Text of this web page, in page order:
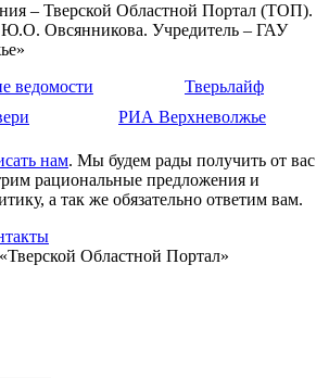
– Тверской Областной Портал (ТОП).
Ю.О. Овсянникова. Учредитель – ГАУ
ведомости
Тверьлайф
РИА Верхневолжье
нам. Мы будем рады получить от вас
рациональные предложения и
а так же обязательно ответим вам.
Областной Портал»